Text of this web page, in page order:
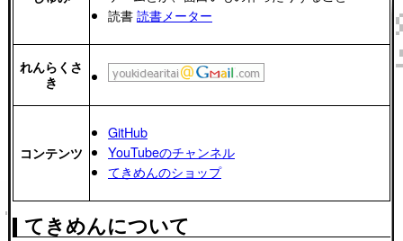
読書読書メーター
れんらくさ
き
コンテンツ
GitHub
YouTubeのチャンネル
てきめんのショップ
てきめんについて